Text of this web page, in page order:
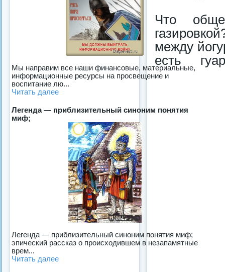
Что
между
есть
Мы направим все наши финансовые, материальные,
информационные ресурсы на просвещение и
воспитание лю...
Читать далее
Легенда — приблизительный синоним понятия
миф;
Легенда — приблизительный синоним понятия миф;
эпический рассказ о происходившем в незапамятные
врем...
Читать далее